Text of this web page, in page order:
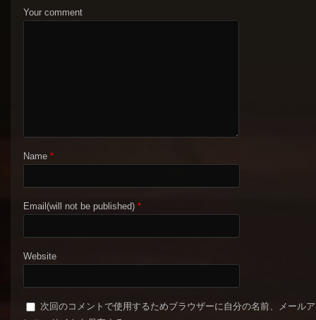
Your comment
Name *
Email(will not be published) *
Website
次回のコメントで使用するためブラウザーに自分の名前、メール